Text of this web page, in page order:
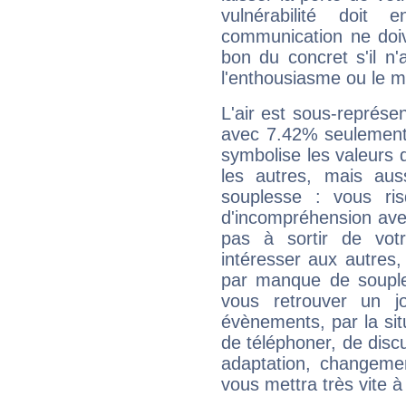
vulnérabilité doit
communication ne
bon du concret s'il
l'enthousiasme ou le
L'air est sous-
avec 7.42%
symbolise les valeurs
les autres, mais
souplesse : vous
d'incompréhension
pas à sortir de
intéresser aux
par manque de
vous retrouver un
évènements, par la
de téléphoner, de
adaptation,
vous mettra très vite